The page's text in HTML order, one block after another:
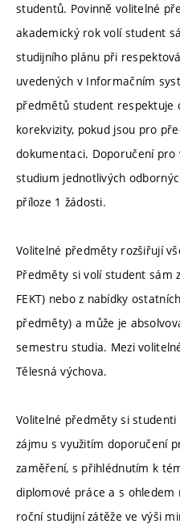
studentů. Povinně volitelné
akademický rok volí student
studijního plánu při
uvedených v Informačním
předmětů student respektuje
korekvizity, pokud jsou pro
dokumentaci. Doporučení
studium jednotlivých
příloze 1 žádosti.
Volitelné předměty rozšiřují
Předměty si volí student sám
FEKT) nebo z nabídky
předměty) a může je
semestru studia. Mezi
Tělesná výchova.
Volitelné předměty si
zájmu s využitím doporučení
zaměření, s přihlédnutím k
diplomové práce a s
roční studijní zátěže ve výši